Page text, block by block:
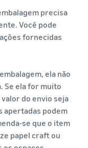
precisa
Você pode
fornecidas
ela não
Se ela for muito
do envio seja
apertadas podem
se que o item
papel craft ou